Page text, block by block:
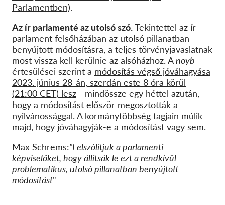
Parlamentben).
Az ír parlamenté az utolsó szó.Tekintettel az ír
parlament felsőházában az utolsó pillanatban
benyújtott módosításra, a teljes törvényjavaslatnak
most vissza kell kerülnie az alsóházhoz. Anoyb
értesülései szerint a módosítás végső jóváhagyása
2023. június 28-án, szerdán este 8 óra körül
(21:00 CET) lesz - mindössze egy héttel azután,
hogy a módosítást először megosztották a
nyilvánossággal. A kormánytöbbség tagjain múlik
majd, hogy jóváhagyják-e a módosítást vagy sem.
Max Schrems:"Felszólítjuk a parlamenti
képviselőket, hogy állítsák le ezt a rendkívül
problematikus, utolsó pillanatban benyújtott
módosítást"